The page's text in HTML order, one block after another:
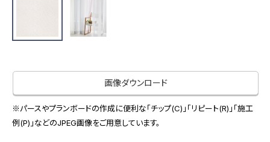
お役立ち資料
サンプル・カタログ請求／お問い合わせ（ビジネスのお客様）
非住宅案件に関するお問い合わせ
スペースソリューション事業
オフィスソリューション事業
会社情報
画像ダウンロード
※パースやプランボードの作成に便利な「チップ(C)」「リピート(R)」「施工
例(P)」などのJPEG画像をご用意しています。